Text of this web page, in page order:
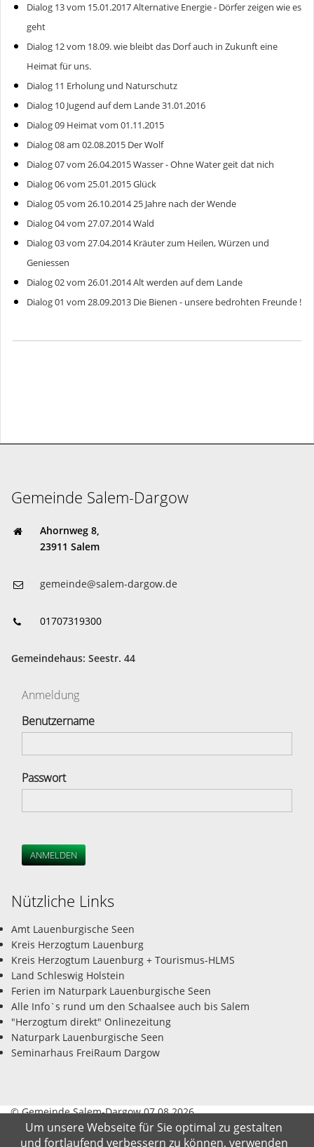
Dialog 13 vom 15.01.2017 Alternative Energie - Dörfer zeigen wie es
geht
Dialog 12 vom 18.09. wie bleibt das Dorf auch in Zukunft eine
Heimat für uns.
Dialog 11 Erholung und Naturschutz
Dialog 10 Jugend auf dem Lande 31.01.2016
Dialog 09 Heimat vom 01.11.2015
Dialog 08 am 02.08.2015 Der Wolf
Dialog 07 vom 26.04.2015 Wasser - Ohne Water geit dat nich
Dialog 06 vom 25.01.2015 Glück
Dialog 05 vom 26.10.2014 25 Jahre nach der Wende
Dialog 04 vom 27.07.2014 Wald
Dialog 03 vom 27.04.2014 Kräuter zum Heilen, Würzen und
Geniessen
Dialog 02 vom 26.01.2014 Alt werden auf dem Lande
Dialog 01 vom 28.09.2013 Die Bienen - unsere bedrohten Freunde !
Gemeinde Salem-Dargow
Ahornweg 8,
23911 Salem
gemeinde@salem-dargow.de
01707319300
Gemeindehaus: Seestr. 44
Anmeldung
Benutzername
Passwort
ANMELDEN
Nützliche Links
Amt Lauenburgische Seen
Kreis Herzogtum Lauenburg
Kreis Herzogtum Lauenburg + Tourismus-HLMS
Land Schleswig Holstein
Ferien im Naturpark Lauenburgische Seen
Alle Info`s rund um den Schaalsee auch bis Salem
"Herzogtum direkt" Onlinezeitung
Naturpark Lauenburgische Seen
Seminarhaus FreiRaum Dargow
© Gemeinde Salem-Dargow 07.08.2026
Um unsere Webseite für Sie optimal zu gestalten
und fortlaufend verbessern zu können, verwenden